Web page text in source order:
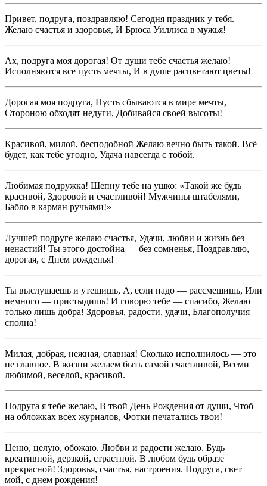
Привет, подруга, поздравляю! Сегодня праздник у тебя.
Желаю счастья и здоровья, И Брюса Уиллиса в мужья!
Ах, подруга моя дорогая! От души тебе счастья желаю!
Исполняются все пусть мечты, И в душе расцветают цветы!
Дорогая моя подруга, Пусть сбываются в мире мечты,
Стороною обходят недуги, Добивайся своей высоты!
Красивой, милой, бесподобной Желаю вечно быть такой. Всё
будет, как тебе угодно, Удача навсегда с тобой.
Любимая подружка! Шепну тебе на ушко: «Такой же будь
красивой, Здоровой и счастливой! Мужчины штабелями,
Бабло в карман ручьями!»
Лучшей подруге желаю счастья, Удачи, любви и жизнь без
ненастий! Ты этого достойна — без сомненья, Поздравляю,
дорогая, с Днём рожденья!
Ты выслушаешь и утешишь, А, если надо — рассмешишь, Или
немного — пристыдишь! И говорю тебе — спасибо, Желаю
только лишь добра! Здоровья, радости, удачи, Благополучия
сполна!
Милая, добрая, нежная, славная! Сколько исполнилось — это
не главное. В жизни желаем быть самой счастливой, Всеми
любимой, веселой, красивой.
Подруга я тебе желаю, В твой День Рождения от души, Чтоб
на обложках всех журналов, Фотки печатались твои!
Ценю, целую, обожаю. Любви и радости желаю. Будь
креативной, дерзкой, страстной. В любом будь образе
прекрасной! Здоровья, счастья, настроения. Подруга, свет
мой, с днем рождения!